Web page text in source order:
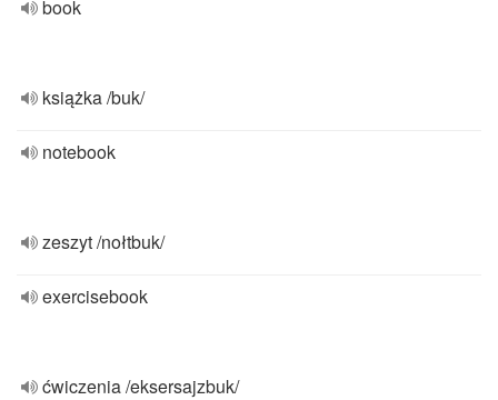
book
książka /buk/
notebook
zeszyt /nołtbuk/
exercisebook
ćwiczenia /eksersajzbuk/